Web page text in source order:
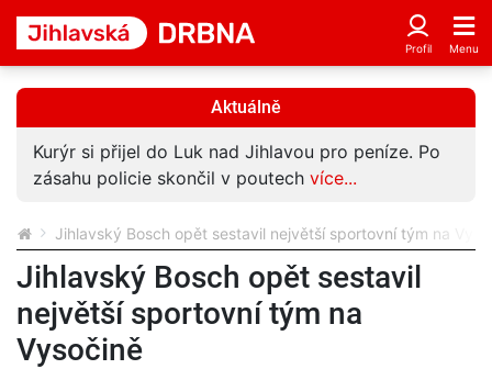
Aktuálně
Kurýr si přijel do Luk nad Jihlavou pro peníze. Po
zásahu policie skončil v poutech více...
Jihlavský Bosch opět sestavil největší sportovní tým na
Jihlavský Bosch opět sestavil
největší sportovní tým na
Vysočině